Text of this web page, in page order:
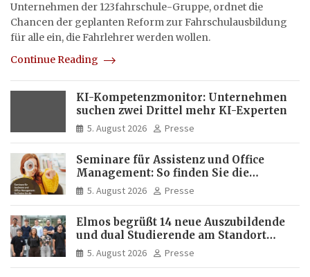
Unternehmen der 123fahrschule-Gruppe, ordnet die
Chancen der geplanten Reform zur Fahrschulausbildung
für alle ein, die Fahrlehrer werden wollen.
Continue Reading
KI-Kompetenzmonitor: Unternehmen
suchen zwei Drittel mehr KI-Experten
5. August 2026 Presse
Seminare für Assistenz und Office
Management: So finden Sie die
passende Weiterbildung
5. August 2026 Presse
Elmos begrüßt 14 neue Auszubildende
und dual Studierende am Standort
Dortmund
5. August 2026 Presse